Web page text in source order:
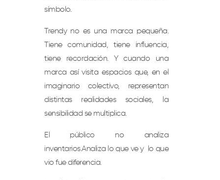
símbolo.
Trendy no es una marca pequeña.
Tiene comunidad, tiene influencia,
tiene recordación. Y cuando una
marca así visita espacios que, en el
imaginario colectivo, representan
distintas realidades sociales, la
sensibilidad se multiplica.
El público no analiza
inventarios.Analiza lo que ve y lo que
vio fue diferencia.